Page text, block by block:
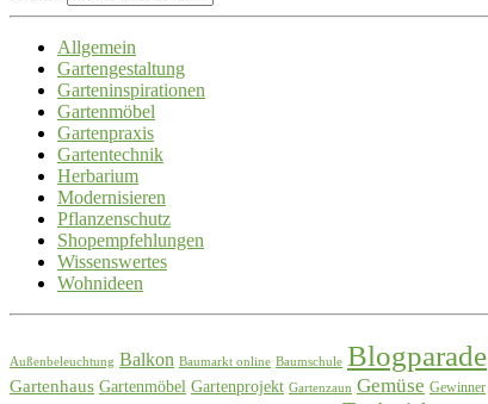
Allgemein
Gartengestaltung
Garteninspirationen
Gartenmöbel
Gartenpraxis
Gartentechnik
Herbarium
Modernisieren
Pflanzenschutz
Shopempfehlungen
Wissenswertes
Wohnideen
Außenbeleuchtung Balkon Baumarkt online Baumschule Blogparade
Gartenhaus Gartenmöbel Gartenprojekt Gartenzaun Gemüse Gewinner